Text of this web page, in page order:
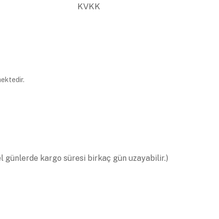
KVKK
günlerde kargo süresi birkaç gün uzayabilir.)